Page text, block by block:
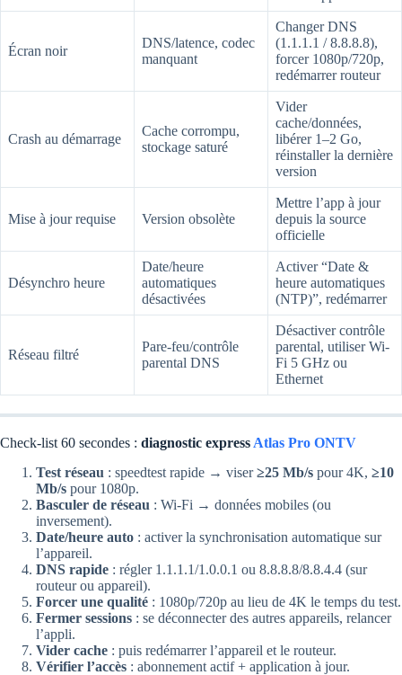
Écran noir
DNS/latence, codec
manquant
Changer DNS
(1.1.1.1 / 8.8.8.8),
forcer 1080p/720p,
redémarrer routeur
Crash au démarrage
Cache corrompu,
stockage saturé
Vider
cache/données,
libérer 1–2 Go,
réinstaller la dernière
version
Mise à jour requise Version obsolète
Mettre l’app à jour
depuis la source
officielle
Désynchro heure
Date/heure
automatiques
désactivées
Activer “Date &
heure automatiques
(NTP)”, redémarrer
Réseau filtré
Pare-feu/contrôle
parental DNS
Désactiver contrôle
parental, utiliser Wi-
Fi 5 GHz ou
Ethernet
Check-list 60 secondes : diagnostic express Atlas Pro ONTV
Test réseau : speedtest rapide → viser≥25 Mb/s pour 4K, ≥10
Mb/s pour 1080p.
Basculer de réseau : Wi-Fi → données mobiles (ou
inversement).
Date/heure auto : activer la synchronisation automatique sur
l’appareil.
DNS rapide : régler 1.1.1.1/1.0.0.1 ou 8.8.8.8/8.8.4.4 (sur
routeur ou appareil).
Forcer une qualité : 1080p/720p au lieu de 4K le temps du test.
Fermer sessions : se déconnecter des autres appareils, relancer
l’appli.
Vider cache : puis redémarrer l’appareil et le routeur.
Vérifier l’accès : abonnement actif + application à jour.